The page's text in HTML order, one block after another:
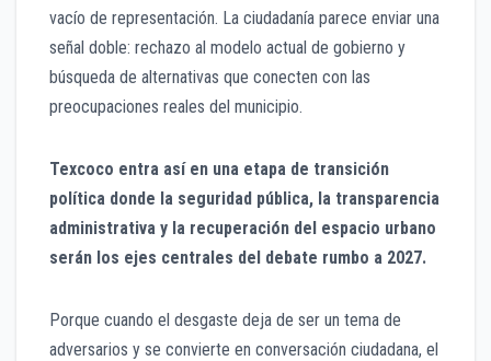
vacío de representación. La ciudadanía parece enviar una
señal doble: rechazo al modelo actual de gobierno y
búsqueda de alternativas que conecten con las
preocupaciones reales del municipio.
Texcoco entra así en una etapa de transición
política donde la seguridad pública, la transparencia
administrativa y la recuperación del espacio urbano
serán los ejes centrales del debate rumbo a 2027.
Porque cuando el desgaste deja de ser un tema de
adversarios y se convierte en conversación ciudadana, el